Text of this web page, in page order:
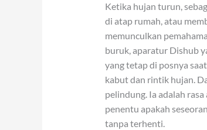
Ketika hujan turun,
di atap rumah, atau
memunculkan
buruk, aparatur Dishub
yang tetap di posnya
kabut dan rintik hujan.
pelindung. Ia adalah
penentu apakah
tanpa terhenti.